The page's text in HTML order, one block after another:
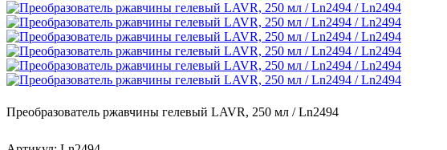
Преобразователь ржавчины гелевый LAVR, 250 мл / Ln2494